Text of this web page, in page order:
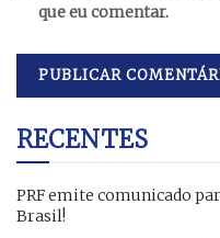
que eu comentar.
RECENTES
PRF emite comunicado
Brasil!